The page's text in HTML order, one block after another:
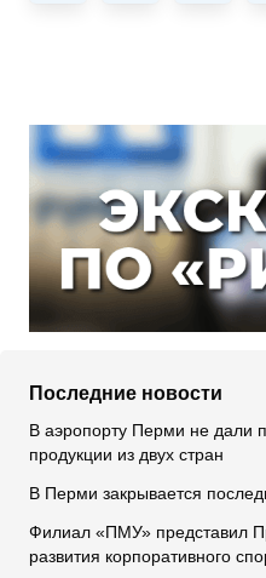
Последние новости
В аэропорту Перми не дали
продукции из двух стран
В Перми закрывается
Филиал «ПМУ» представил
развития корпоративного